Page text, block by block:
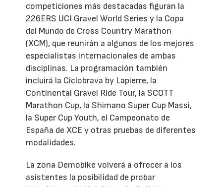
competiciones más destacadas figuran la
226ERS UCI Gravel World Series y la Copa
del Mundo de Cross Country Marathon
(XCM), que reunirán a algunos de los mejores
especialistas internacionales de ambas
disciplinas. La programación también
incluirá la Ciclobrava by Lapierre, la
Continental Gravel Ride Tour, la SCOTT
Marathon Cup, la Shimano Super Cup Massi,
la Super Cup Youth, el Campeonato de
España de XCE y otras pruebas de diferentes
modalidades.
La zona Demobike volverá a ofrecer a los
asistentes la posibilidad de probar